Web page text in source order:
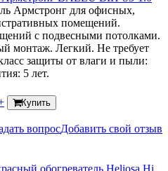
Армстронг для офисных,
помещений.
с подвесными потолками.
монтаж. Легкий. Не требует
защиты от влаги и пыли:
5 лет.
Купить
вопросДобавить свой отзыв